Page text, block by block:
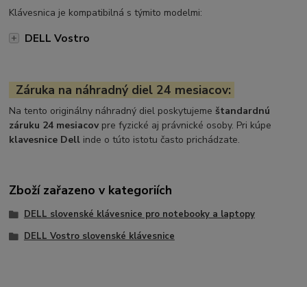
Klávesnica je kompatibilná s týmito modelmi:
DELL Vostro
Záruka na náhradný diel 24 mesiacov:
Na tento originálny náhradný diel poskytujeme štandardnú
záruku 24 mesiacovpre fyzické aj právnické osoby. Pri kúpe
klavesnice Dell inde o túto istotu často prichádzate.
Zboží zařazeno v kategoriích
DELL slovenské klávesnice pro notebooky a laptopy
DELL Vostro slovenské klávesnice